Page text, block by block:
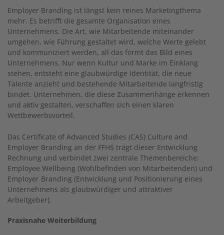
Employer Branding ist längst kein reines Marketingthema
mehr. Es betrifft die gesamte Organisation eines
Unternehmens. Die Art, wie Mitarbeitende miteinander
umgehen, wie Führung gestaltet wird, welche Werte gelebt
und kommuniziert werden, all das formt das Bild eines
Unternehmens. Nur wenn Kultur und Marke im Einklang
stehen, entsteht eine glaubwürdige Identität, die neue
Talente anzieht und bestehende Mitarbeitende langfristig
bindet. Unternehmen, die diese Zusammenhänge erkennen
und aktiv gestalten, verschaffen sich einen klaren
Wettbewerbsvorteil.
Das Certificate of Advanced Studies (CAS) Culture and
Employer Branding an der FFHS trägt dieser Entwicklung
Rechnung und verbindet zwei zentrale Themenbereiche:
Employee Wellbeing (Wohlbefinden von Mitarbeitenden) und
Employer Branding (Entwicklung und Positionierung eines
Unternehmens als glaubwürdiger und attraktiver
Arbeitgeber).
Praxisnahe Weiterbildung